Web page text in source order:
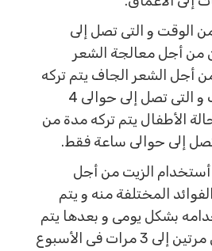
الوقت و التى تصل إلى
من أجل معالجة الشعر
أجل الشعر الجاف يتم تركه
مدة من الوقت و التى تصل إلى حوالى 4
الأطفال يتم تركه مدة من
إلى حوالى ساعة فقط.
أستخدام الزيت من أجل
المختلفة منه و يتم
بشكل يومى و بعدها يتم
أستخدامه من مرتين إلى 3 مرات فى الأسبوع